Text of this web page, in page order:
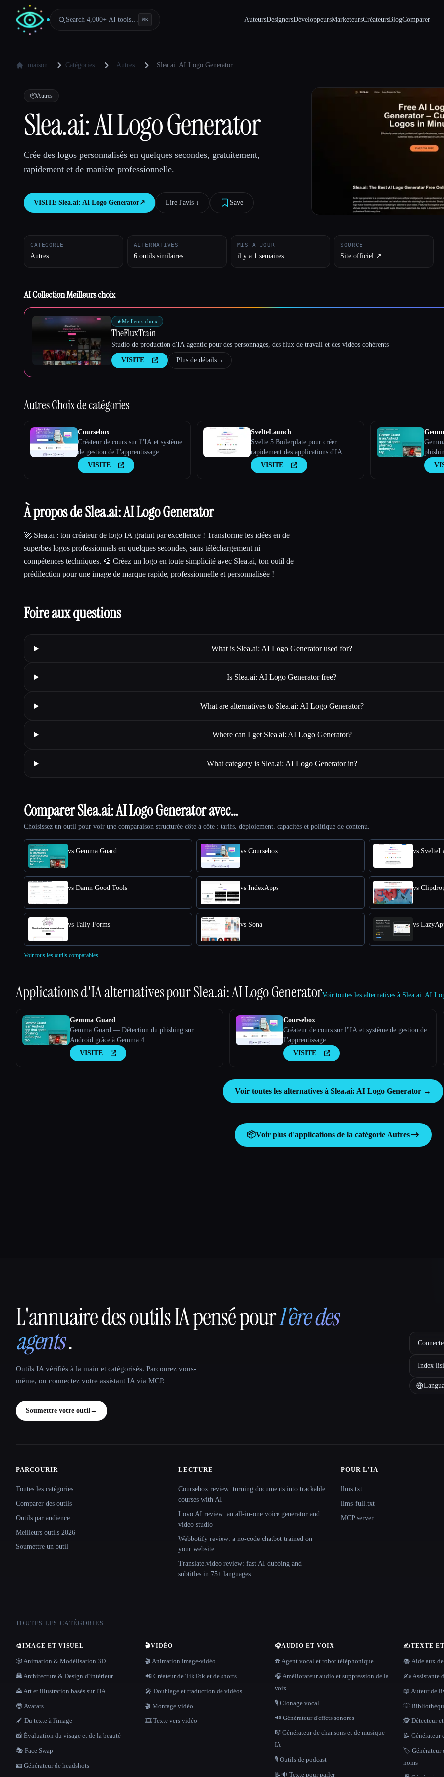
Search 4,000+ AI tools… ⌘K AuteursDesignersDéveloppeursMarketeursCréateursBlogComparer
maison Catégories Autres Slea.ai: AI Logo Generator
📦Autres
Slea.ai: AI Logo Generator
Crée des logos personnalisés en quelques secondes, gratuitement,
rapidement et de manière professionnelle.
VISITE Slea.ai: AI Logo Generator↗︎ Lire l'avis ↓︎ Save
CATÉGORIE
Autres
ALTERNATIVES
6 outils similaires
MIS À JOUR
il y a 1 semaines
SOURCE
Site officiel ↗︎
AI Collection Meilleurs choix
★Meilleurs choix
TheFluxTrain
Studio de production d'IA agentic pour des personnages, des flux de travail et des vidéos cohérents
VISITE Plus de détails→
AutresChoix de catégories
Coursebox
Créateur de cours sur l''IA et système
de gestion de l''apprentissage
VISITE
SvelteLaunch
Svelte 5 Boilerplate pour créer
rapidement des applications d'IA
VISITE
4
À propos de Slea.ai: AI Logo Generator
🚀 Slea.ai : ton créateur de logo IA gratuit par excellence ! Transforme les idées en de
superbes logos professionnels en quelques secondes, sans téléchargement ni
compétences techniques. 🎨 Créez un logo en toute simplicité avec Slea.ai, ton outil de
prédilection pour une image de marque rapide, professionnelle et personnalisée !
Foire aux questions
What is Slea.ai: AI Logo Generator used for?
Is Slea.ai: AI Logo Generator free?
What are alternatives to Slea.ai: AI Logo Generator?
Where can I get Slea.ai: AI Logo Generator?
What category is Slea.ai: AI Logo Generator in?
Comparer Slea.ai: AI Logo Generator avec…
Choisissez un outil pour voir une comparaison structurée côte à côte : tarifs, déploiement, capacités et politique de contenu.
vs Gemma Guard vs Coursebox vs
vs Damn Good Tools vs IndexApps vs
vs Tally Forms vs Sona vs
Voir tous les outils comparables.
Applications d'IA alternatives pourSlea.ai: AI Logo GeneratorVoir toutes les alternatives à Slea.ai: AI
Gemma Guard
Gemma Guard — Détection du phishing sur
Android grâce à Gemma 4
VISITE
Coursebox
Créateur de cours sur l''IA et système de gestion de
l''apprentissage
VISITE
Voir toutes les alternatives à Slea.ai: AI Logo Generator →
📦Voir plus d'applications de la catégorie Autres
That AI Collection
L'annuaire des outils IA pensé pourl'ère des
agents.
Outils IA vérifiés à la main et catégorisés. Parcourez vous-
même, ou connectez votre assistant IA via MCP.
Soumettre votre outil →
Index
Site navigation
PARCOURIR
Toutes les catégories
Comparer des outils
Outils par audience
Meilleurs outils 2026
Soumettre un outil
LECTURE
Coursebox review: turning documents into trackable
courses with AI
Lovo AI review: an all-in-one voice generator and
video studio
Webbotify review: a no-code chatbot trained on
your website
Translate.video review: fast AI dubbing and
subtitles in 75+ languages
POUR L'IA
llms.txt
llms-full.txt
MCP server
TOUTES LES CATÉGORIES
🎨IMAGE ET VISUEL
🎲 Animation & Modélisation 3D
🏯 Architecture & Design d''intérieur
🌄 Art et illustration basés sur l'IA
😎 Avatars
🖌️ Du texte à l'image
📸 Évaluation du visage et de la beauté
🎭 Face Swap
🪪 Générateur de headshots
🎬VIDÉO
🎬 Animation image-vidéo
📲 Créateur de TikTok et de shorts
🎤 Doublage et traduction de vidéos
🎬 Montage vidéo
🎞️ Texte vers vidéo
🎧AUDIO ET VOIX
☎️ Agent vocal et robot téléphonique
🎧 Améliorateur audio et suppression de la
voix
🎙️ Clonage vocal
🔊 Générateur d'effets sonores
🎼 Générateur de chansons et de musique
IA
🎙️ Outils de podcast
📝🔉 Texte pour parler
✍️TEXTE
📚 Aide aux
✍️ Assistante
📖 Auteur de
💡
🕵️ Détecteur
📝 Générateur
🏷️ Générateur
noms